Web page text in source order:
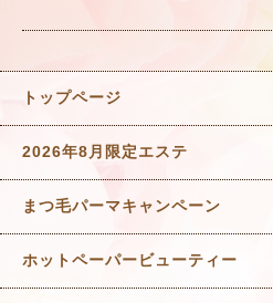
トップページ
2026年8月限定エステ
まつ毛パーマキャンペーン
ホットペーパービューティー